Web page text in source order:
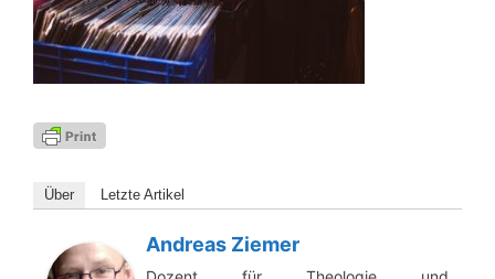
Über Letz­te Artikel
Andreas Ziemer